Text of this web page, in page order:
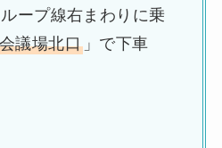
ープ線右まわりに乗
議場北口 」で下車